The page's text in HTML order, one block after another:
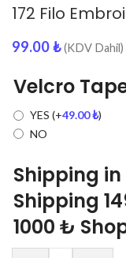
172 Filo
99.00₺ (KDV Dahil)
Velcro
YES (+49.00₺)
NO
Shipping
Shipping
1000 ₺